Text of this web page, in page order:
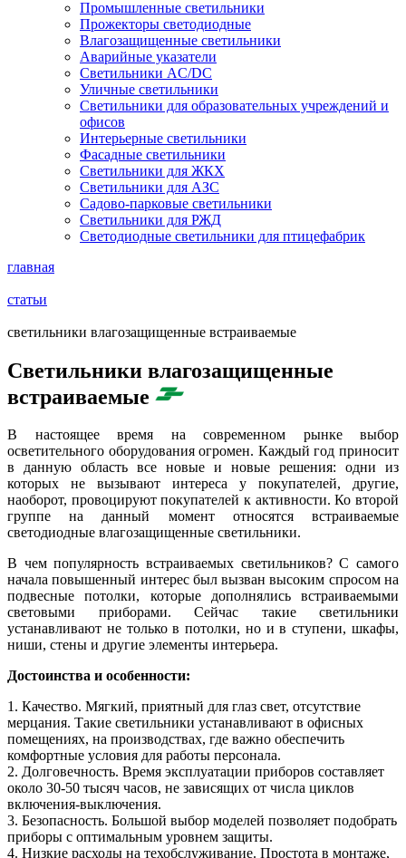
Промышленные светильники
Прожекторы светодиодные
Влагозащищенные светильники
Аварийные указатели
Светильники AC/DC
Уличные светильники
Светильники для образовательных учреждений и
офисов
Интерьерные светильники
Фасадные светильники
Светильники для ЖКХ
Светильники для АЗС
Садово-парковые светильники
Светильники для РЖД
Светодиодные светильники для птицефабрик
главная
статьи
cветильники влагозащищенные встраиваемые
Cветильники влагозащищенные
встраиваемые
В настоящее время на современном рынке выбор
осветительного оборудования огромен. Каждый год приносит
в данную область все новые и новые решения: одни из
которых не вызывают интереса у покупателей, другие,
наоборот, провоцируют покупателей к активности. Ко второй
группе на данный момент относятся встраиваемые
светодиодные влагозащищенные светильники.
В чем популярность встраиваемых светильников? С самого
начала повышенный интерес был вызван высоким спросом на
подвесные потолки, которые дополнялись встраиваемыми
световыми приборами. Сейчас такие светильники
устанавливают не только в потолки, но и в ступени, шкафы,
ниши, стены и другие элементы интерьера.
Достоинства и особенности:
1. Качество. Мягкий, приятный для глаз свет, отсутствие
мерцания. Такие светильники устанавливают в офисных
помещениях, на производствах, где важно обеспечить
комфортные условия для работы персонала.
2. Долговечность. Время эксплуатации приборов составляет
около 30-50 тысяч часов, не зависящих от числа циклов
включения-выключения.
3. Безопасность. Большой выбор моделей позволяет подобрать
приборы с оптимальным уровнем защиты.
4. Низкие расходы на техобслуживание. Простота в монтаже,